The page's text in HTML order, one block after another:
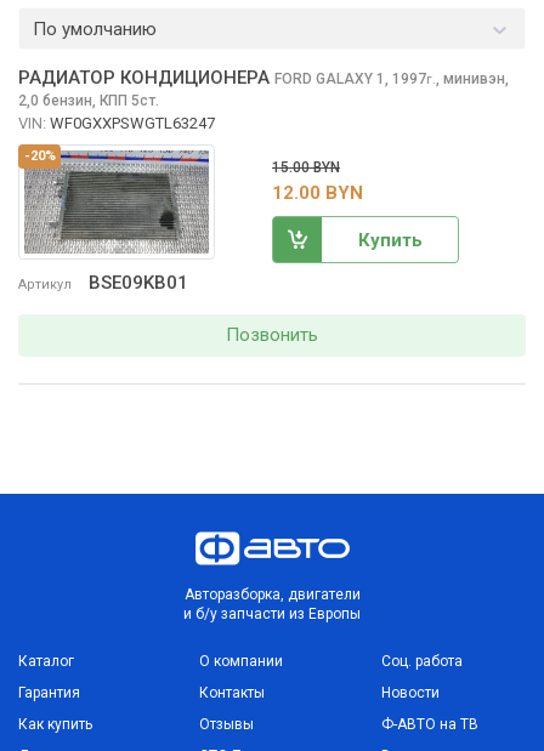
По умолчанию
-20%
Артикул BSE09KB01
РАДИАТОР КОНДИЦИОНЕРА FORD GALAXY 1, 1997г., минивэн,
2,0 бензин, КПП 5ст.
VIN: WF0GXXPSWGTL63247
15.00 BYN
12.00 BYN
Купить
Позвонить
Авторазборка, двигатели
и б/у запчасти из Европы
Каталог
Гарантия
Как купить
О компании
Контакты
Отзывы
Соц. работа
Новости
Ф-АВТО на ТВ